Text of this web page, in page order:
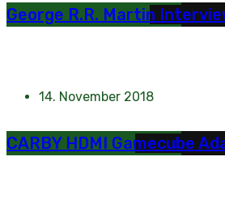
George R.R. Martin
14. November 2018
CARBY HDMI Gamecube